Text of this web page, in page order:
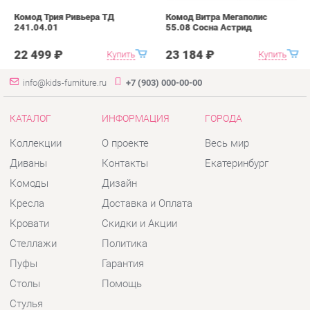
Диваны
Кресла
Кровати
Стеллажи
Пуфы
Комплектующие
Контакты
Доставка и Оплата
Скидки и Акции
Политика
Гарантия
Екатеринбург
КОНТАКТЫ
Шоурум и склад самовывоза
Адрес: г. Екатеринбург, пер.